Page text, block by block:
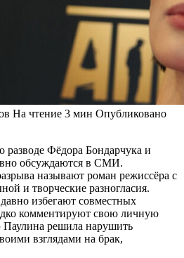
На чтение 3 мин Опубликовано
разводе Фёдора Бондарчука и
обсуждаются в СМИ.
называют роман режиссёра с
и творческие разногласия.
избегают совместных
комментируют свою личную
решила нарушить
взглядами на брак,